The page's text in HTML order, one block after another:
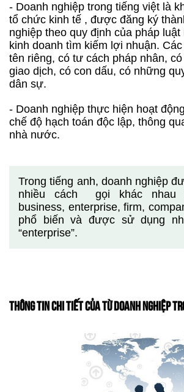
- Doanh nghiệp trong tiếng việt là
tổ chức kinh tế , được đăng ký
nghiệp theo quy định của pháp
kinh doanh tìm kiếm lợi nhuận.
tên riêng, có tư cách pháp nhân,
giao dịch, có con dấu, có những
dân sự.
- Doanh nghiệp thực hiện hoạt
chế độ hạch toán độc lập, thông
nhà nước.
Trong tiếng anh, doanh nghiệp
nhiều cách gọi khác nhau
business, enterprise, firm,
phổ biến và được sử dụng
“enterprise”.
THÔNG TIN CHI TIẾT CỦA TỪ DOANH NGHIỆP